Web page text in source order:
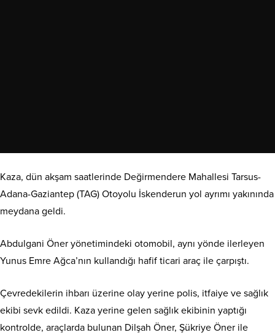
Kaza, dün akşam saatlerinde Değirmendere Mahallesi Tarsus-
Adana-Gaziantep (TAG) Otoyolu İskenderun yol ayrımı yakınında
meydana geldi.
Abdulgani Öner yönetimindeki otomobil, aynı yönde ilerleyen
Yunus Emre Ağca’nın kullandığı hafif ticari araç ile çarpıştı.
Çevredekilerin ihbarı üzerine olay yerine polis, itfaiye ve sağlık
ekibi sevk edildi. Kaza yerine gelen sağlık ekibinin yaptığı
kontrolde, araçlarda bulunan Dilşah Öner, Şükriye Öner ile